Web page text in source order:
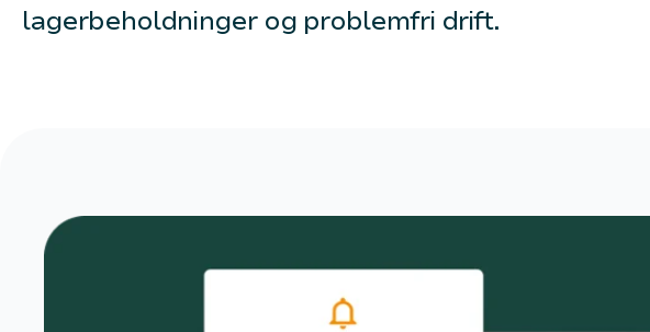
lagerbeholdninger og problemfri drift.